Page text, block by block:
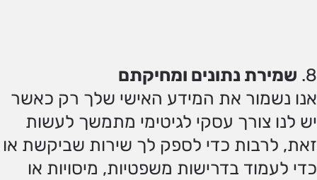
שמירת נתונים ומחיקתם
אנו נשמור את המידע האישי שלך רק כאשר
יש לנו צורך עסקי לגיטימי מתמשך לעשות
זאת, לרבות כדי לספק לך שירות שביקשת או
כדי לעמוד בדרישות משפטיות, מיסויות או